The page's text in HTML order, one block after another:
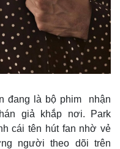
đang là bộ phim nhận
giả khắp nơi. Park
cái tên hút fan nhờ vẻ
người theo dõi trên